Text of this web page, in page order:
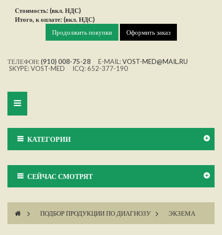
Стоимость: (вкл. НДС)
Итого, к оплате: (вкл. НДС)
Продолжить покупки
Оформить заказ
ТЕЛЕФОН: (910) 008-75-28 E-MAIL:VOST-MED@MAIL.RU
SKYPE: VOST-MED ICQ: 652-377-190
Toggle
КАТЕГОРИИ
СЕЙЧАС СМОТРЯТ
> ПОДБОР ПРОДУКЦИИ ПО ДИАГНОЗУ > ЭКЗЕМА